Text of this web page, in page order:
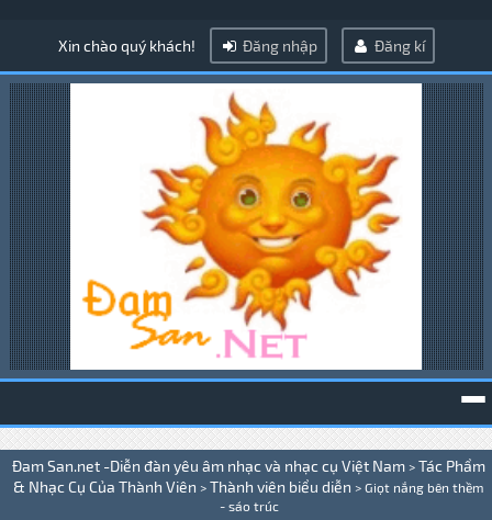
Xin chào quý khách! Đăng nhập Đăng kí
Đam San.net -Diễn đàn yêu âm nhạc và nhạc cụ Việt Nam > Tác Phẩm
& Nhạc Cụ Của Thành Viên > Thành viên biểu diễn > Giọt nắng bên thềm
- sáo trúc